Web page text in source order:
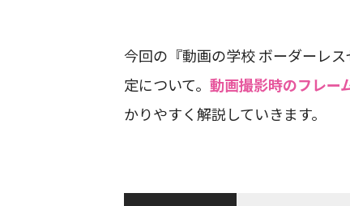
今回の『動画の学校 ボーダーレ
定について。動画撮影時のフレー
かりやすく解説していきます。